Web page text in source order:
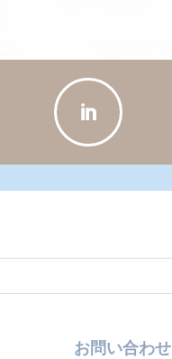

お問い合わせ